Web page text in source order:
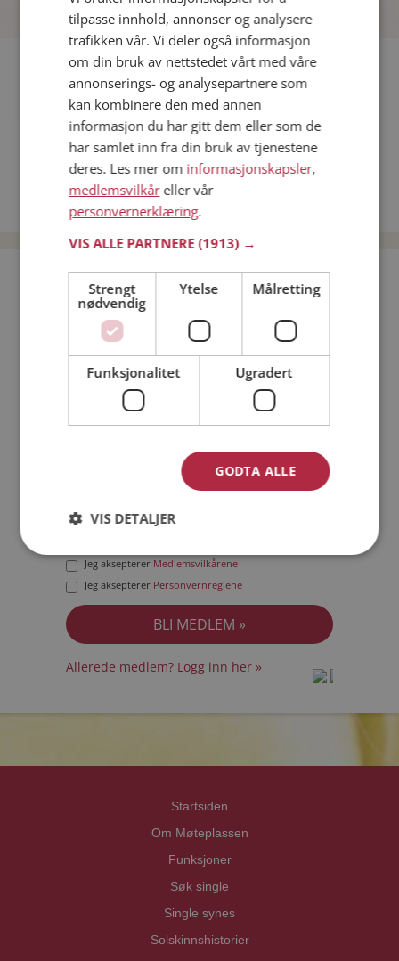
Fler single
Flere singlemenn fra Nord-Fron:Høstmann
Norddøl
Bli medlem gratis!
Jeg er en: Mann Kvinne
Min alder:
Jeg aksepterer Medlemsvilkårene
Jeg aksepterer Personvernreglene
Allerede medlem? Logg inn her »
Startsiden
Om Møteplassen
Funksjoner
Søk single
Single synes
Solskinnshistorier
tilpasse innhold, annonser og analysere
trafikken vår. Vi deler også informasjon
om din bruk av nettstedet vårt med våre
annonserings- og analysepartnere som
kan kombinere den med annen
informasjon du har gitt dem eller som de
har samlet inn fra din bruk av tjenestene
deres. Les mer om informasjonskapsler,
medlemsvilkåreller vår
personvernerklæring.
VIS ALLE PARTNERE(1913) →
Strengt
nødvendig
Ytelse Målretting
Funksjonalitet Ugradert
GODTA ALLE
VIS DETALJER